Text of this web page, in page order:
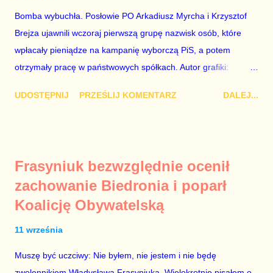
konieczne, ponieważ mamy do czynienia z medium o
wyjątkowo wątpliwej reputacji, ale mimo upływu czasu,
informacje nie zostały w żaden sposób zdementowane, a
oskarżany polityk milczy. Tygod...
Bomba wybuchła. Posłowie PO Arkadiusz Myrcha i Krzysztof
Brejza ujawnili wczoraj pierwszą grupę nazwisk osób, które
wpłacały pieniądze na kampanię wyborczą PiS, a potem
otrzymały pracę w państwowych spółkach. Autor grafiki:
polityków PO na ten temat. Pokazanie kilkunastu przypadków
PiS, a następnie uzyskują stanowiska w spółkach Skarbu
Państwa ze względu na to, że partia PiS obsadziła zarządy
tych spółek i wymienia profesjonalistów na kadry partyjne.
osoba z kwalifikacjami wpłaca na partię polityczną, a następnie
UDOSTĘPNIJ PRZEŚLIJ KOMENTARZ DALEJ...
Frasyniuk bezwzględnie ocenił
zachowanie Biedronia i poparł
Koalicję Obywatelską
11 września
Muszę być uczciwy: Nie byłem, nie jestem i nie będę